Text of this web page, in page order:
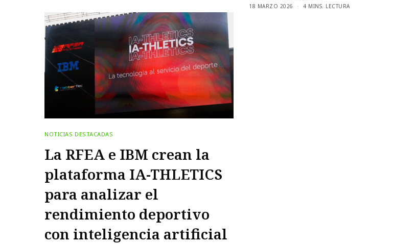
18 MARZO 2026
4 MINS. LECTURA
NOTICIAS DESTACADAS
La RFEA e IBM crean la
plataforma IA-THLETICS
para analizar el
rendimiento deportivo
con inteligencia artificial